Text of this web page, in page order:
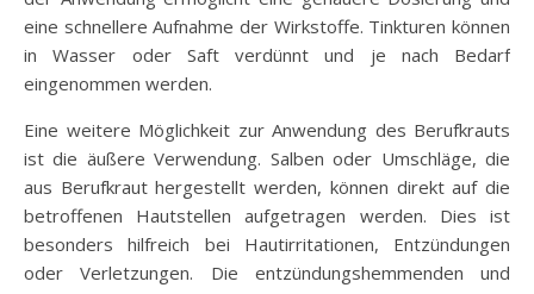
eine schnellere Aufnahme der Wirkstoffe. Tinkturen können
in Wasser oder Saft verdünnt und je nach Bedarf
eingenommen werden.
Eine weitere Möglichkeit zur Anwendung des Berufkrauts
ist die äußere Verwendung. Salben oder Umschläge, die
aus Berufkraut hergestellt werden, können direkt auf die
betroffenen Hautstellen aufgetragen werden. Dies ist
besonders hilfreich bei Hautirritationen, Entzündungen
oder Verletzungen. Die entzündungshemmenden und